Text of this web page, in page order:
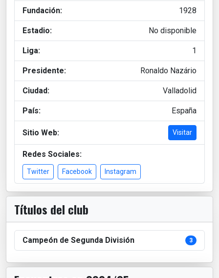
Fundación: 1928
Estadio: No disponible
Liga: 1
Presidente: Ronaldo Nazário
Ciudad: Valladolid
País: España
Sitio Web: Visitar
Redes Sociales:
Twitter Facebook Instagram
Títulos del club
Campeón de Segunda División 3